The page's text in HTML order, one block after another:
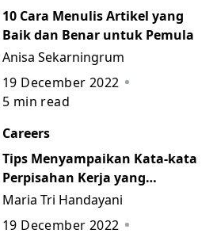
10 Cara Menulis Artikel yang
Baik dan Benar untuk Pemula
Anisa Sekarningrum
19 December 2022
5 min read
Careers
Tips Menyampaikan Kata-kata
Perpisahan Kerja yang
Berkesan beserta Contohnya
Maria Tri Handayani
19 December 2022